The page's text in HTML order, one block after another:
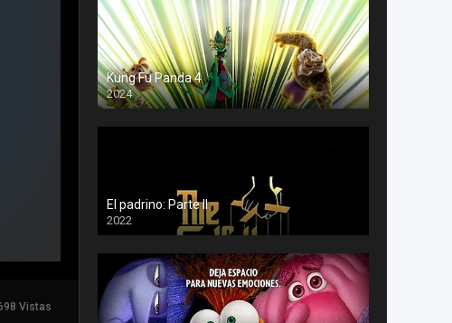
Vistas
Kung Fu Panda 4
2024
El padrino: Parte II
2022